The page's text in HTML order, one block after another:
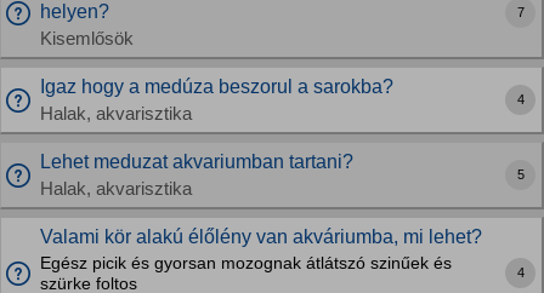
helyen?
Kisemlősök
7
Igaz hogy a medúza beszorul a sarokba?
Halak, akvarisztika
4
Lehet meduzat akvariumban tartani?
Halak, akvarisztika
5
Valami kör alakú élőlény van akváriumba, mi lehet?
Egész picik és gyorsan mozognak átlátszó szinűek és
szürke foltos
4